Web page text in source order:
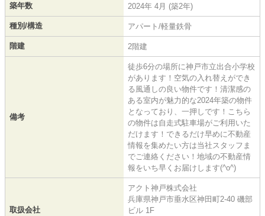
築年数 2024年 4月 (築2年)
種別/構造 アパート/軽量鉄骨
階建 2階建
備考
徒歩6分の場所に神戸市立出合小学校
があります！空気の入れ替えができ
る風通しの良い物件です！清潔感の
ある室内が魅力的な2024年築の物件
となっており、一押しです！こちら
の物件は自走式駐車場がご利用いた
だけます！できるだけ早めに不動産
情報を集めたい方は当社スタッフま
でご連絡ください！地域の不動産情
報をいち早くお届けします(^o^)
取扱会社
アクト神戸株式会社
兵庫県神戸市垂水区神田町2-40 磯部
ビル 1F